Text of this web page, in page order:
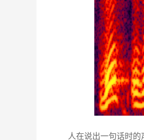
人在说出一句话时的